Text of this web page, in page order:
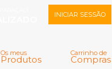
Carrinho de
Compras
Os meus
Produtos
INICIAR SESSÃO
Memorizar